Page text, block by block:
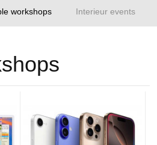
workshops Interieur events